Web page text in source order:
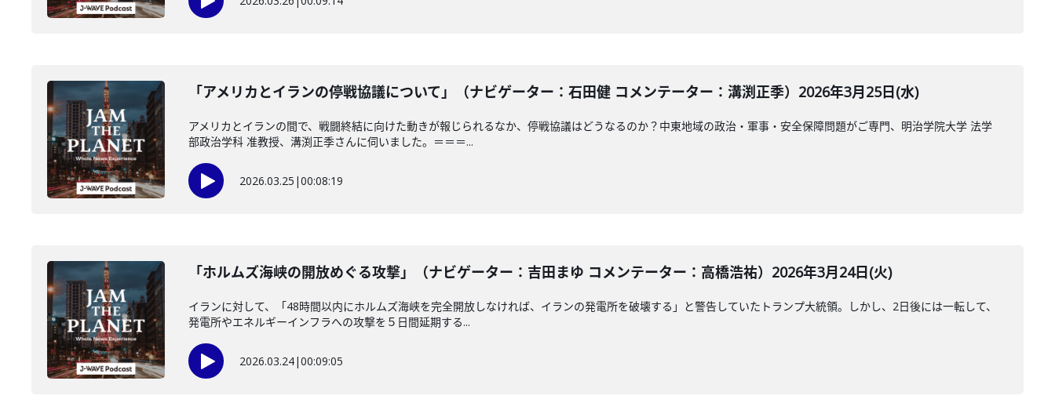
「アメリカとイランの停戦協議について」（ナビゲーター：石田健 コメンテーター：溝渕正季）2026年3月25日(水)
アメリカとイランの間で、戦闘終結に向けた動きが報じられるなか、停戦協議はどうなるのか？中東地域の政治・軍事・安全保障問題がご専門、明治学院大学 法学
部政治学科 准教授、溝渕正季さんに伺いました。＝＝＝...
2026.03.25 |00:08:19
「ホルムズ海峡の開放めぐる攻撃」（ナビゲーター：吉田まゆ コメンテーター：高橋浩祐）2026年3月24日(火)
イランに対して、「48時間以内にホルムズ海峡を完全開放しなければ、イランの発電所を破壊する」と警告していたトランプ大統領。しかし、2日後には一転して、
発電所やエネルギーインフラへの攻撃を５日間延期する...
2026.03.24|00:09:05